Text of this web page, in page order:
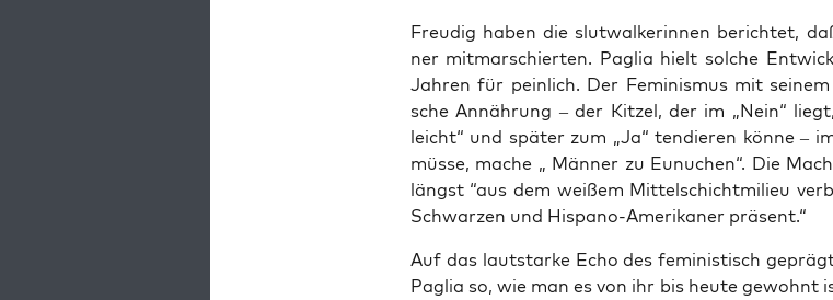
Freu­dig haben die slut­wal­ke­rin­nen berich­tet,
ner mit­mar­schier­ten. Paglia hielt sol­che
Jah­ren für pein­lich. Der Femi­nis­mus mit
sche Annäh­rung – der Kit­zel, der im „Nein“
leicht“ und spä­ter zum „Ja“ ten­die­ren kön­ne –
müs­se, mache „ Män­ner zu Eunu­chen“. Die
längst “aus dem wei­ßem Mit­tel­schicht­mi­lieu
Schwar­zen und His­pa­no-Ame­ri­ka­ner präsent.“
Auf das laut­star­ke Echo des femi­nis­tisch
Paglia so, wie man es von ihr bis heu­te